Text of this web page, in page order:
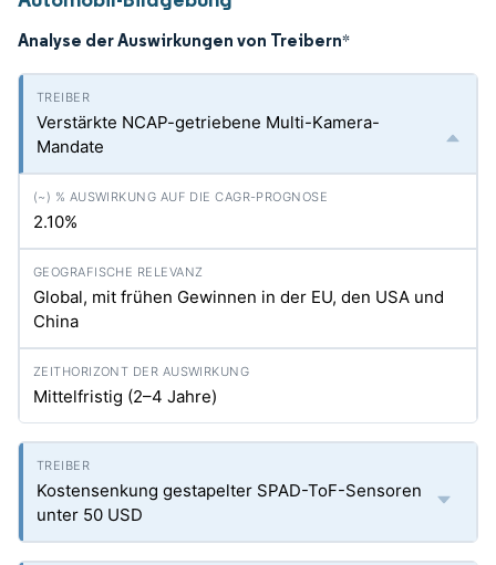
Analyse der Auswirkungen von Treibern*
Verstärkte NCAP-getriebene Multi-Kamera-
Mandate
2.10%
Global, mit frühen Gewinnen in der EU, den USA und
China
Mittelfristig (2–4 Jahre)
Kostensenkung gestapelter SPAD-ToF-Sensoren
unter 50 USD